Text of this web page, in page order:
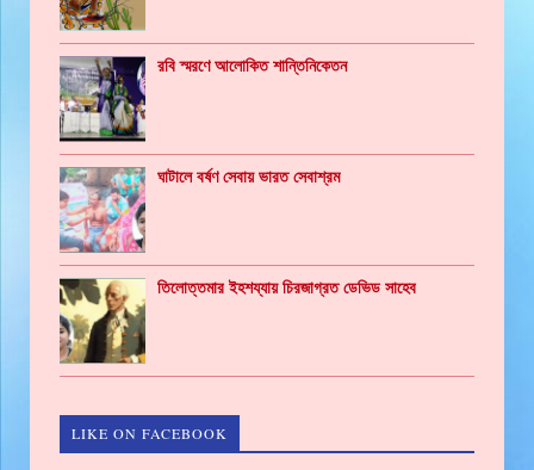
রবি স্মরণে আলোকিত শান্তিনিকেতন
ঘাটালে বর্ষণ সেবায় ভারত সেবাশ্রম
তিলোত্তমার ইহশয্যায় চিরজাগ্রত ডেভিড সাহেব
LIKE ON FACEBOOK